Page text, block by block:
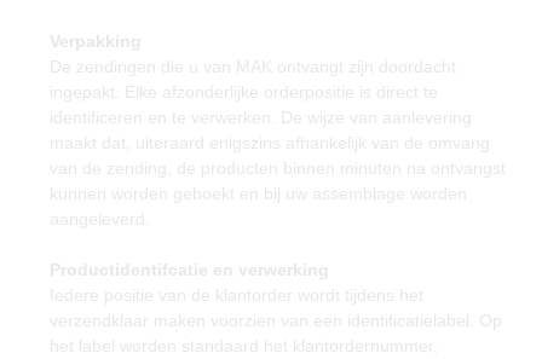
Verpakking
De zendingen die u van MAK ontvangt zijn doordacht
ingepakt. Elke afzonderlijke orderpositie is direct te
identificeren en te verwerken. De wijze van aanlevering
maakt dat, uiteraard enigszins afhankelijk van de omvang
van de zending, de producten binnen minuten na ontvangst
kunnen worden geboekt en bij uw assemblage worden
aangeleverd.
Productidentifcatie en verwerking
Iedere positie van de klantorder wordt tijdens het
verzendklaar maken voorzien van een identificatielabel. Op
het label worden standaard het klantordernummer,